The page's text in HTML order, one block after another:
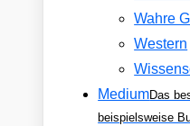
Wahre
Western
MediumDas
beispielsweise